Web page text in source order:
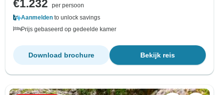
€1.232
per persoon
Aanmelden to unlock savings
Prijs gebaseerd op gedeelde kamer
Bekijk reis
Download brochure